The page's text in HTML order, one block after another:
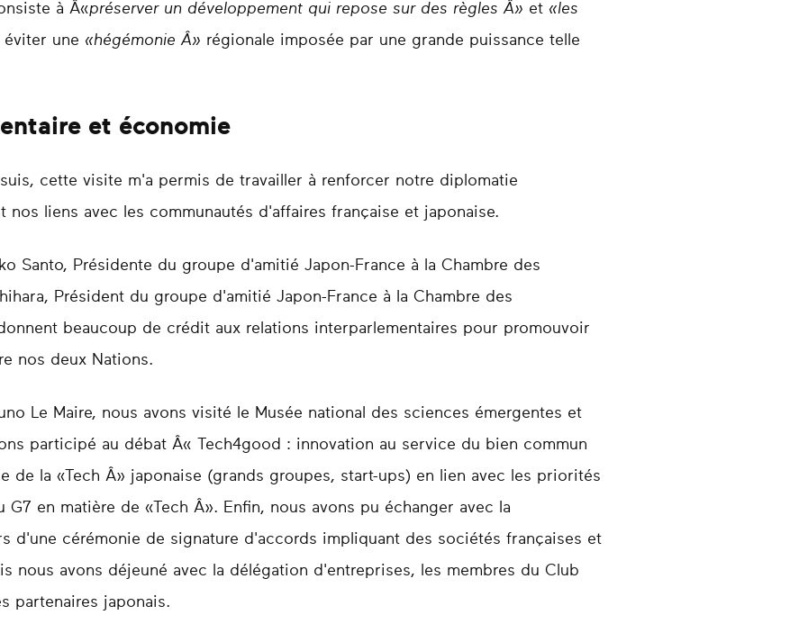
à Â«préserver un développement qui repose sur des règles Â» et «les
éviter une «hégémonie Â» régionale imposée par une grande puissance telle
et économie
cette visite m'a permis de travailler à renforcer notre diplomatie
nos liens avec les communautés d'affaires française et japonaise.
Santo, Présidente du groupe d'amitié Japon-France à la Chambre des
Président du groupe d'amitié Japon-France à la Chambre des
beaucoup de crédit aux relations interparlementaires pour promouvoir
nos deux Nations.
Le Maire, nous avons visité le Musée national des sciences émergentes et
participé au débat Â« Tech4good : innovation au service du bien commun
de la «Tech Â» japonaise (grands groupes, start-ups) en lien avec les priorités
en matière de «Tech Â». Enfin, nous avons pu échanger avec la
d'une cérémonie de signature d'accords impliquant des sociétés françaises et
nous avons déjeuné avec la délégation d'entreprises, les membres du Club
partenaires japonais.